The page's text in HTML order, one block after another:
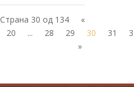
Страна 30 од 134
«
20 ... 28 29 30 31
»